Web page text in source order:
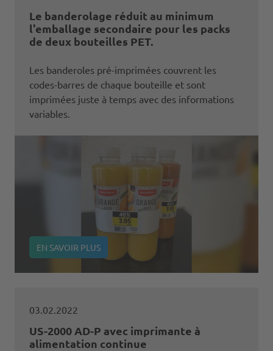
Le banderolage réduit au minimum
l'emballage secondaire pour les packs
de deux bouteilles PET.
Les banderoles pré-imprimées couvrent les
codes-barres de chaque bouteille et sont
imprimées juste à temps avec des informations
variables.
EN SAVOIR PLUS
03.02.2022
US-2000 AD-P avec imprimante à
alimentation continue